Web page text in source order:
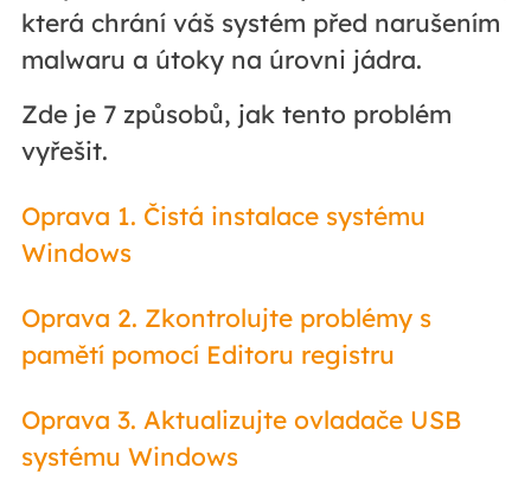
která chrání váš systém před narušením
malwaru a útoky na úrovni jádra.
Zde je 7 způsobů, jak tento problém
vyřešit.
Oprava 1. Čistá instalace systému
Windows
Oprava 2. Zkontrolujte problémy s
pamětí pomocí Editoru registru
Oprava 3. Aktualizujte ovladače USB
systému Windows